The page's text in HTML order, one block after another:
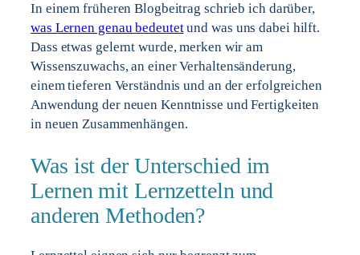
In einem früheren Blogbeitrag schrieb ich darüber,
was Lernen genau bedeutetund was uns dabei hilft.
Dass etwas gelernt wurde, merken wir am
Wissenszuwachs, an einer Verhaltensänderung,
einem tieferen Verständnis und an der erfolgreichen
Anwendung der neuen Kenntnisse und Fertigkeiten
in neuen Zusammenhängen.
Was ist der Unterschied im
Lernen mit Lernzetteln und
anderen Methoden?